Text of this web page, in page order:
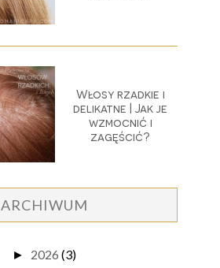
Włosy rzadkie i
delikatne | Jak je
wzmocnić i
zagęścić?
ARCHIWUM
► 2026 (3)